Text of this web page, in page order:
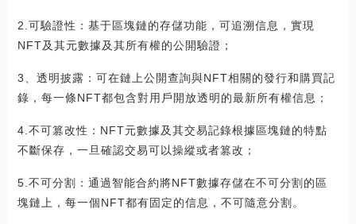
2.可驗證性：基于區塊鏈的存儲功能，可追溯信息，實現
NFT及其元數據及其所有權的公開驗證；
3、透明披露：可在鏈上公開查詢與NFT相關的發行和購買記
錄，每一條NFT都包含對用戶開放透明的最新所有權信息；
4.不可篡改性：NFT元數據及其交易記錄根據區塊鏈的特點
不斷保存，一旦確認交易可以操縱或者篡改；
5.不可分割：通過智能合約將NFT數據存儲在不可分割的區
塊鏈上，每一個NFT都有固定的信息，不可隨意分割。